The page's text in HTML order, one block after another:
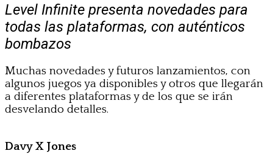
Level Infinite presenta novedades para
todas las plataformas, con auténticos
bombazos
Muchas novedades y futuros lanzamientos, con
algunos juegos ya disponibles y otros que llegarán
a diferentes plataformas y de los que se irán
desvelando detalles.
Davy X Jones